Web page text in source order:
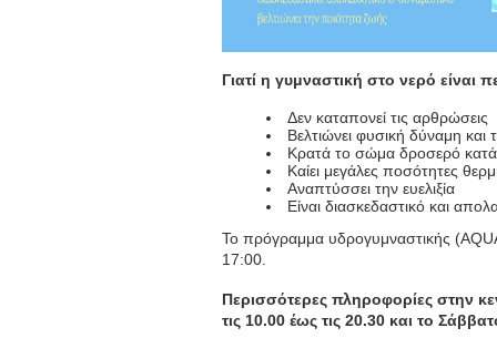
Γιατί η γυμναστική στο νερό είναι
Δεν καταπονεί τις αρθρώσεις
Βελτιώνει φυσική δύναμη και
Κρατά το σώμα δροσερό κατά
Καίει μεγάλες ποσότητες
Αναπτύσσει την ευελιξία
Είναι διασκεδαστικό και
Το πρόγραμμα υδρογυμναστικής
17:00.
Περισσότερες πληροφορίες στην
τις 10.00 έως τις 20.30 και το